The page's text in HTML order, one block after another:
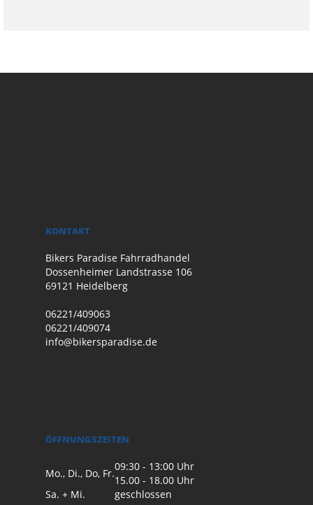
KONTAKT
Bikers Paradise Fahrradhandel
Dossenheimer Landstrasse 106
69121 Heidelberg
06221/409063
06221/409074
info@bikersparadise.de
ÖFFNUNGSZEITEN
Mo., Di., Do, Fr.
09:30 - 13:00 Uhr
15.00 - 18.00 Uhr
Sa. + Mi.
geschlossen